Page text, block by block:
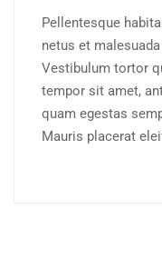
Pellentesque
netus et
Vestibulum tortor
tempor sit amet,
quam egestas
Mauris placerat